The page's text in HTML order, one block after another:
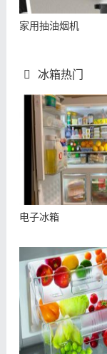
家用抽油烟机
冰箱热门
电子冰箱